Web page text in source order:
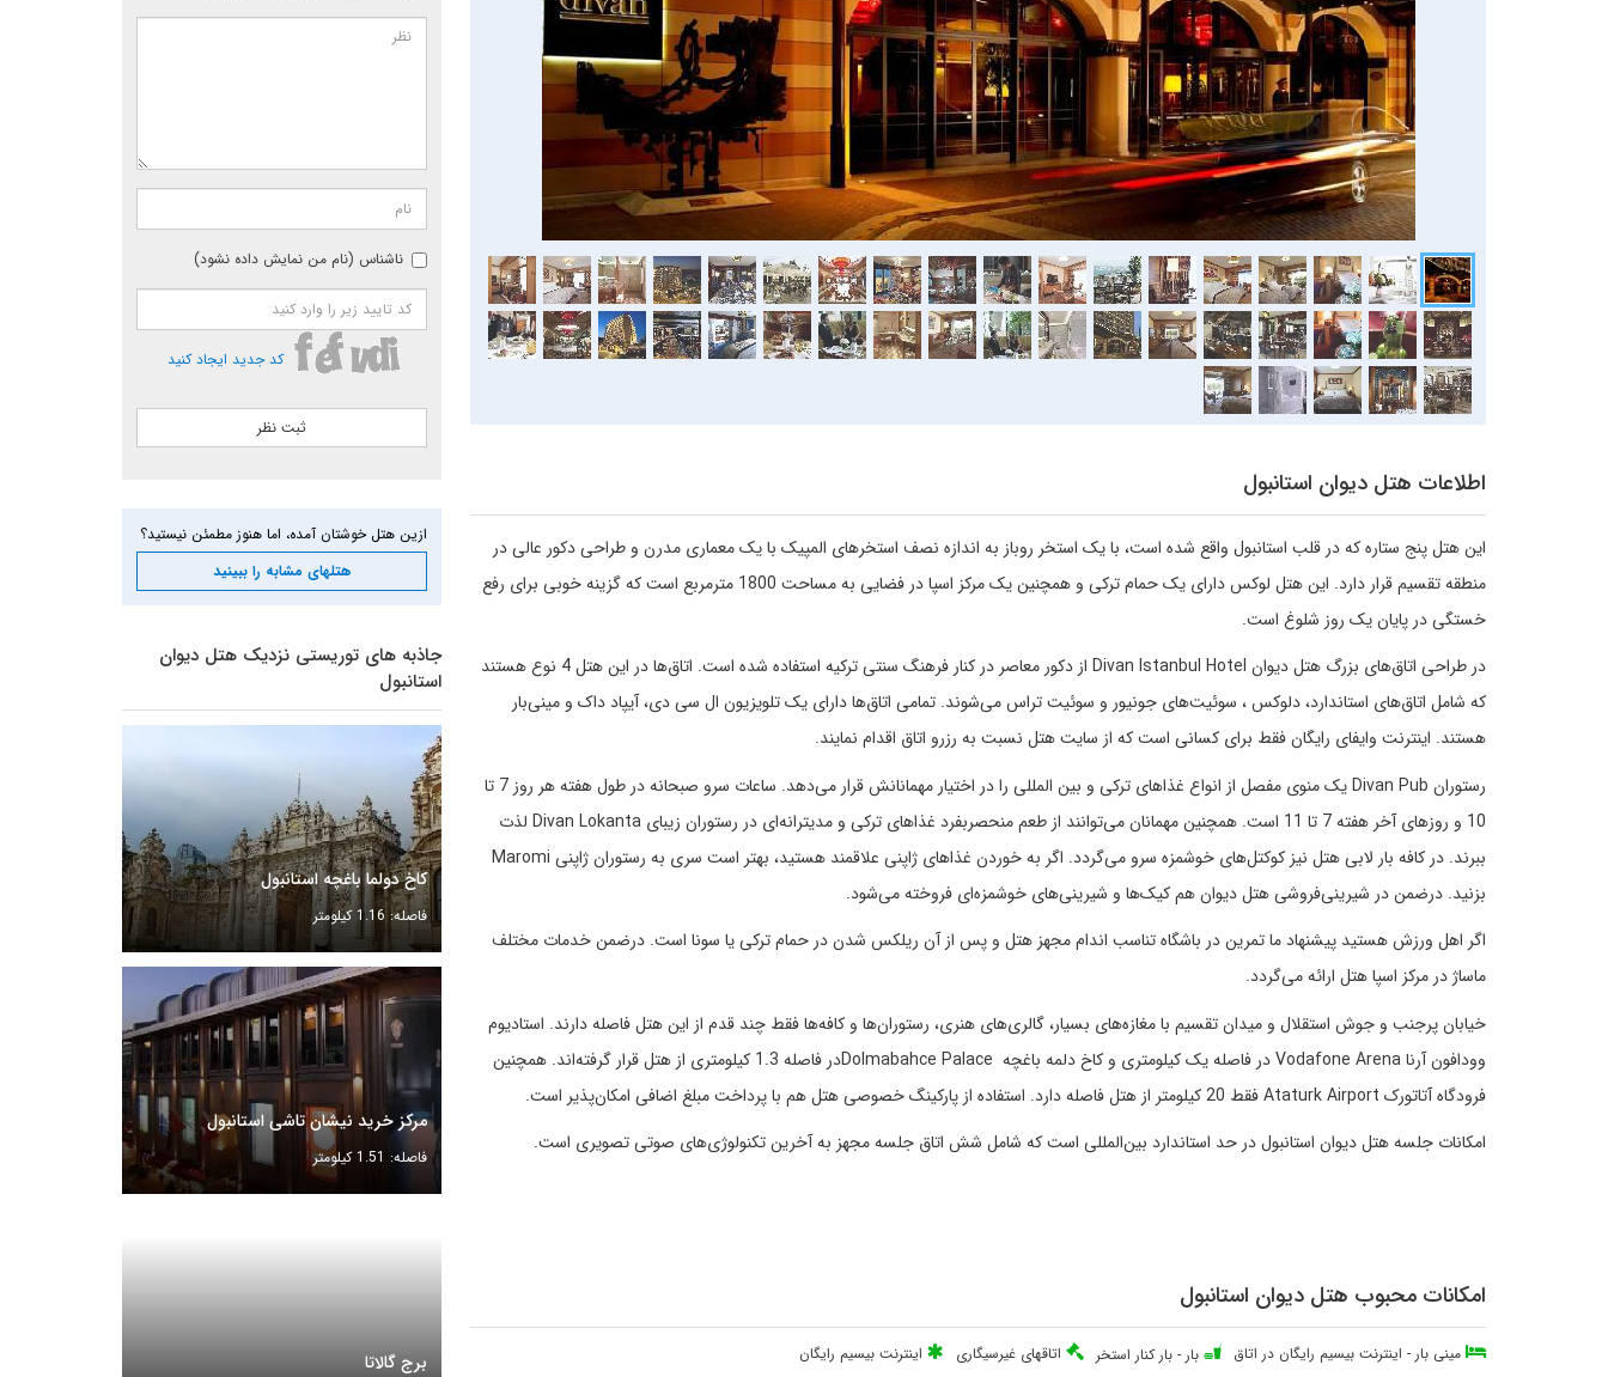
اطلاعات هتل دیوان استانبول
این هتل پنج ستاره که در قلب استانبول واقع شده است، با یک استخر روباز به اندازه نصف استخرهای المپیک با یک معماری مدرن و طراحی دکور عالی در
منطقه تقسیم قرار دارد. این هتل لوکس دارای یک حمام ترکی و همچنین یک مرکز اسپا در فضایی به مساحت 1800 مترمربع است که گزینه خوبی برای رفع
خستگی در پایان یک روز شلوغ است.
در طراحی اتاق‌های بزرگ هتل دیوان Divan Istanbul Hotel از دکور معاصر در کنار فرهنگ سنتی ترکیه استفاده شده است. اتاق‌ها در این هتل 4 نوع هستند
که شامل اتاق‌های استاندارد، دلوکس ، سوئیت‌های جونیور و سوئیت تراس می‌شوند. تمامی اتاق‌ها دارای یک تلویزیون ال سی دی، آیپاد داک و مینی‌بار
هستند. اینترنت وایفای رایگان فقط برای کسانی است که از سایت هتل نسبت به رزرو اتاق اقدام نمایند.
رستوران Divan Pub یک منوی مفصل از انواع غذاهای ترکی و بین المللی را در اختیار مهمانانش قرار می‌دهد. ساعات سرو صبحانه در طول هفته هر روز 7 تا
10 و روزهای آخر هفته 7 تا 11 است. همچنین مهمانان می‌توانند از طعم منحصربفرد غذاهای ترکی و مدیترانه‌ای در رستوران زیبای Divan Lokanta لذت
ببرند. در کافه بار لابی هتل نیز کوکتل‌های خوشمزه سرو می‌گردد. اگر به خوردن غذاهای ژاپنی علاقمند هستید، بهتر است سری به رستوران ژاپنی Maromi
بزنید. درضمن در شیرینی‌فروشی هتل دیوان هم کیک‌ها و شیرینی‌های خوشمزه‌ای فروخته می‌شود.
اگر اهل ورزش هستید پیشنهاد ما تمرین در باشگاه تناسب اندام مجهز هتل و پس از آن ریلکس شدن در حمام ترکی یا سونا است. درضمن خدمات مختلف
ماساژ در مرکز اسپا هتل ارائه می‌گردد.
خیابان پرجنب و جوش استقلال و میدان تقسیم با مغازه‌های بسیار، گالری‌های هنری، رستوران‌ها و کافه‌ها فقط چند قدم از این هتل فاصله دارند. استادیوم
وودافون آرنا Vodafone Arena در فاصله یک کیلومتری و کاخ دلمه باغچه Dolmabahce Palaceدر فاصله 1.3 کیلومتری از هتل قرار گرفته‌اند. همچنین
فرودگاه آتاتورک Ataturk Airport فقط 20 کیلومتر از هتل فاصله دارد. استفاده از پارکینگ خصوصی هتل هم با پرداخت مبلغ اضافی امکان‌پذیر است.
امکانات جلسه هتل دیوان استانبول در حد استاندارد بین‌المللی است که شامل شش اتاق جلسه مجهز به آخرین تکنولوژی‌های صوتی تصویری است.
امکانات محبوب هتل دیوان استانبول
مینی بار - اینترنت بیسیم رایگان در اتاق بار - بار کنار استخر اتاقهای غیرسیگاری اینترنت بیسیم رایگان
ناشناس (نام من نمایش داده نشود)
کد جدید ایجاد کنید
ازین هتل خوشتان آمده، اما هنوز مطمئن نیستید؟
هتلهای مشابه را ببینید
جاذبه های توریستی نزدیک هتل دیوان
استانبول
کاخ دولما باغچه استانبول
فاصله: 1.16 کیلومتر
مرکز خرید نیشان تاشی استانبول
فاصله: 1.51 کیلومتر
برج گالاتا